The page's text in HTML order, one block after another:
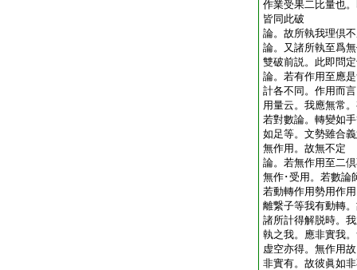
作業受果二比量也
皆同此破
論。故所執我理倶
論。又諸所執至爲
雙破前説。此即問
論。若有作用至應
計各不同。作用而
用量云。我應無常
若對數論。轉變如
如足等。文勢雖合
無作用。故無不定
論。若無作用至二
無作･受用。若數論
若動轉作用勢用作
離繋子等我有動轉
諸所計得解脱時。
執之我。應非實我
虚空亦得。無作用
非實有。故彼眞如